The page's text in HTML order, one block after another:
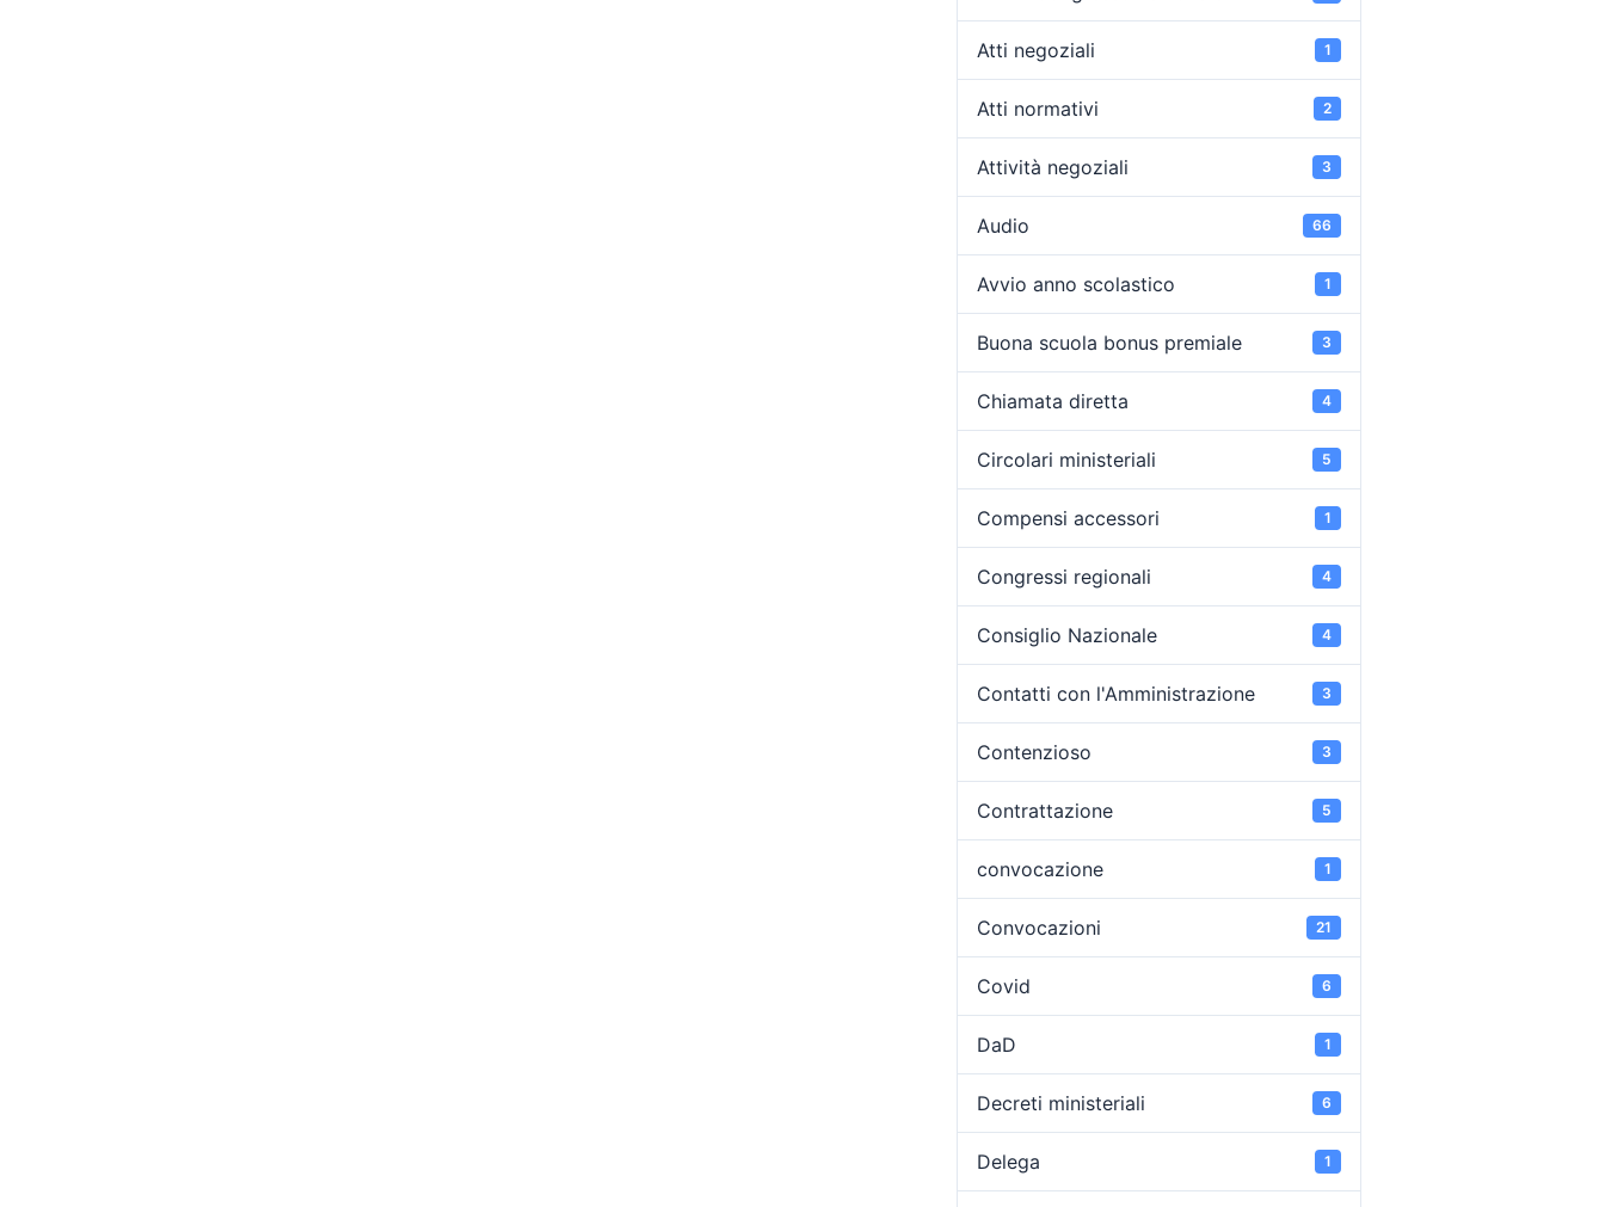
Atti negoziali 1
Atti normativi 2
Attività negoziali 3
Audio 66
Avvio anno scolastico 1
Buona scuola bonus premiale 3
Chiamata diretta 4
Circolari ministeriali 5
Compensi accessori 1
Congressi regionali 4
Consiglio Nazionale 4
Contatti con l'Amministrazione 3
Contenzioso 3
Contrattazione 5
convocazione 1
Convocazioni 21
Covid 6
DaD 1
Decreti ministeriali 6
Delega 1